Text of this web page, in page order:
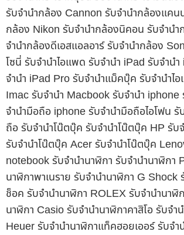
รับจำนำกล้อง Cannon รับจำนำกล้องแคน
กล้อง Nikon รับจำนำกล้องนิคอน รับจำน
จำนำกล้องดีเอสแอลอาร์ รับจำนำกล้อง
โซนี่ รับจำนำไอแพด รับจำนำ iPad รับจำน
จำนำ iPad Pro รับจำนำแม็คบุ๊ค รับจำนำไ
Imac รับจำนำ Macbook รับจำนำ iphone
จำนำมือถือ iphone รับจำนำมือถือไอโฟน
ถือ รับจำนำโน๊ตบุ๊ค รับจำนำโน๊ตบุ๊ค HP รับ
รับจำนำโน๊ตบุ๊ค Acer รับจำนำโน๊ตบุ๊ค
notebook รับจำนำนาฬิกา รับจำนำนาฬิกา
นาฬิกาพาเนราย รับจำนำนาฬิกา G Shock
ช็อค รับจำนำนาฬิกา ROLEX รับจำนำนาฬิ
นาฬิกา Casio รับจำนำนาฬิกาคาสิโอ รับจำ
Heuer รับจำนำนาฬิกาแท็คฮอยเออร์ รับจำ